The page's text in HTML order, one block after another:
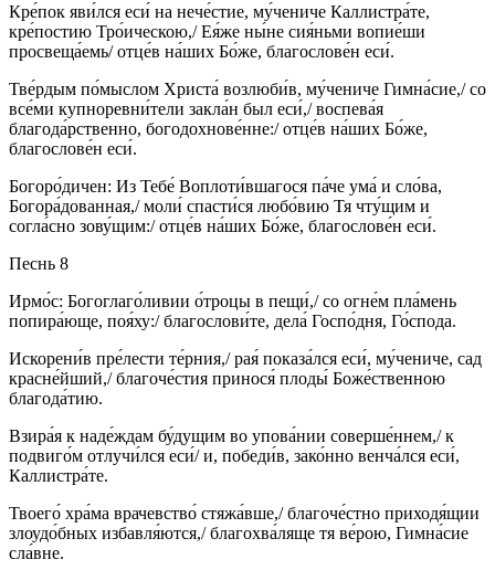
Кре́пок яви́лся еси́ на нече́стие, му́чениче Каллистра́те,
кре́постию Тро́ическою,/ Ея́же ны́не сия́ньми вопие́ши
просвеща́емь/ отце́в на́ших Бо́же, благослове́н еси́.
Тве́рдым по́мыслом Христа́ возлюби́в, му́чениче Гимна́сие,/ со
все́ми купноревни́тели закла́н был еси́,/ воспева́я
благода́рственно, богодохнове́нне:/ отце́в на́ших Бо́же,
благослове́н еси́.
Богоро́дичен: Из Тебе́ Воплоти́вшагося па́че ума́ и сло́ва,
Богора́дованная,/ моли́ спасти́ся любо́вию Тя чту́щим и
согла́сно зову́щим:/ отце́в на́ших Бо́же, благослове́н еси́.
Песнь 8
Ирмо́с: Богоглаго́ливии о́троцы в пещи́,/ со огне́м пла́мень
попира́юще, поя́ху:/ благослови́те, дела́ Госпо́дня, Го́спода.
Искорени́в пре́лести те́рния,/ рая́ показа́лся еси́, му́чениче, сад
красне́йший,/ благоче́стия принося́ плоды́ Боже́ственною
благода́тию.
Взира́я к наде́ждам бу́дущим во упова́нии соверше́ннем,/ к
подвиго́м отлучи́лся еси́/ и, победи́в, зако́нно венча́лся еси́,
Каллистра́те.
Твоего́ хра́ма врачевство́ стяжа́вше,/ благоче́стно приходя́щии
злоудо́бных избавля́ются,/ благохва́ляще тя ве́рою, Гимна́сие
сла́вне.